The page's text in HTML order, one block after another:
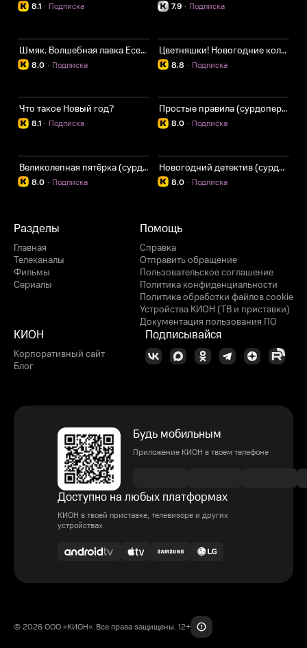
8.1 Подписка
· 7.9 Подписка
·
Шмяк. Волшебная лавка Есении
8.0 Подписка
·
Цветняшки! Новогодние колыбельные
8.8 Подписка
·
Что такое Новый год?
8.1 Подписка
·
Простые правила (сурдоперевод + субтитры)
8.0 Подписка
·
Великолепная пятёрка (сурдоперевод + субтитры)
8.0 Подписка
·
Новогодний детектив (сурдоперевод + субтитры)
8.0 Подписка
·
Разделы
Главная
Телеканалы
Фильмы
Сериалы
Помощь
Справка
Отправить обращение
Пользовательское соглашение
Политика конфиденциальности
Политика обработки файлов cookie
Устройства КИОН (ТВ и приставки)
Документация пользования ПО
КИОН
Корпоративный сайт
Блог
Подписывайся
Будь мобильным
Приложение КИОН в твоем телефоне
Доступно на любых платформах
КИОН в твоей приставке, телевизоре и других
устройствах
© 2026 ООО «КИОН». Все права защищены. 12+